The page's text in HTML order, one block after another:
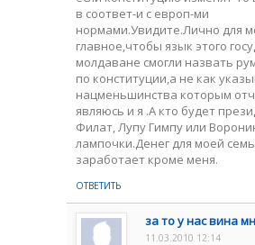
в соответ-и с европ-ми
нормами.Увидите.Лично для
главное,чтобы язык этого
молдаване смогли назвать
по конституции,а не как
нацменьшинства которым
являюсь и я .А кто будет
Филат, Лупу Гимпу или
лампочки.Денег для моей
заработает кроме меня.
ОТВЕТИТЬ
за то у нас вина
11.03.2010 12:14